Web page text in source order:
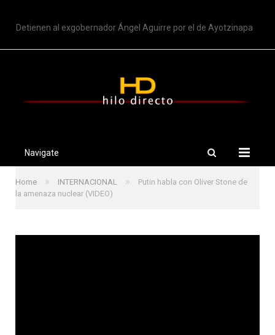
Detienen al exgobernador Ángel Aguirre por el de Ayotzinapa
Navigate
Home » INTERNACIONAL »
Putin habla con Oliver Stone de
la amenaza nuclear (VIDEO)